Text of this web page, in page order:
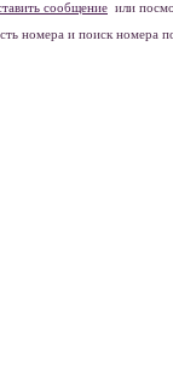
сообщение или
номера и поиск номера